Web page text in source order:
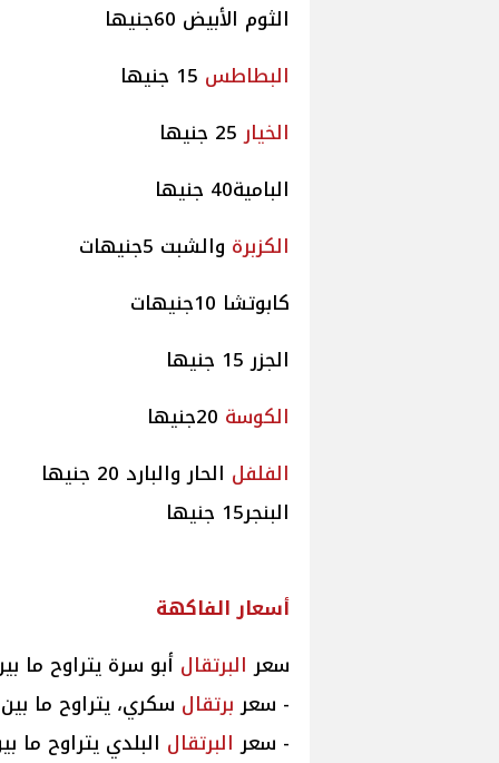
الثوم الأبيض 60جنيها
البطاطس
الخيار25 جنيها
البامية40 جنيها
الكزبرة والشبت 5جنيهات
كابوتشا 10جنيهات
الجزر 15 جنيها
الكوسة
الفلفل الحار والبارد 20 جنيها
البنجر15 جنيها
أسعار الفاكهة
سعر البرتقال أبو سرة يتراوح ما بين 8 إلى 11
- سعربرتقال سكري، يتراوح ما بين 7 لـ 10
- سعر البرتقال البلدي يتراوح ما بين 7 إلى 10